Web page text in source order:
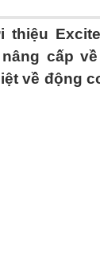
thiệu
cấp
về động